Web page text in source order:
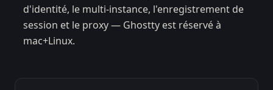
d'identité, le multi-instance, l'enregistrement de
session et le proxy — Ghostty est réservé à
mac+Linux.